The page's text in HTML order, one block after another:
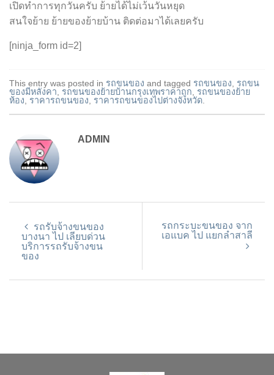
เปิดทำการทุกวันครับ ย้ายได้ไม่เว้นวันหยุด
สนใจย้าย ย้ายของย้ายบ้าน ติดต่อมาได้เลยครับ
[ninja_form id=2]
This entry was posted in รถขนของ and tagged รถขนของ, รถขน
ของมีหลังคา, รถขนของย้ายบ้านกรุงเทพราคาถูก, รถขนของย้าย
ห้อง, ราคารถขนของ, ราคารถขนของไปต่างจังหวัด.
ADMIN
รถรับจ้างขนของ
บางนา ไป เลียบด่วน
บริการรถรับจ้างขน
ของ
รถกระบะขนของ จาก
เอแบค ไป แยกลำสาลี